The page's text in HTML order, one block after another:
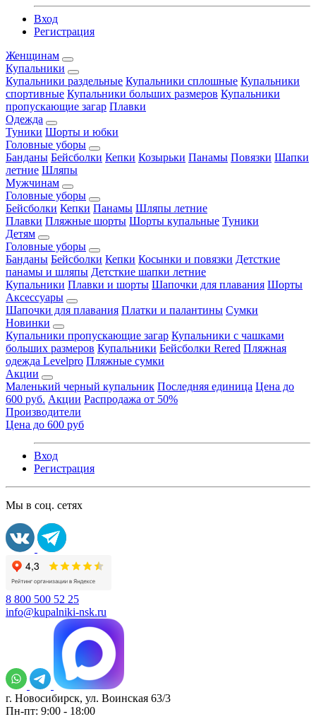
Вход
Регистрация
Женщинам
Купальники
Купальники раздельные Купальники сплошные Купальники
спортивные Купальники больших размеров Купальники
пропускающие загар Плавки
Одежда
Туники Шорты и юбки
Головные уборы
Банданы Бейсболки Кепки Козырьки Панамы Повязки Шапки
летние Шляпы
Мужчинам
Головные уборы
Бейсболки Кепки Панамы Шляпы летние
Плавки Пляжные шорты Шорты купальные Туники
Детям
Головные уборы
Банданы Бейсболки Кепки Косынки и повязки Детсткие
панамы и шляпы Детсткие шапки летние
Купальники Плавки и шорты Шапочки для плавания Шорты
Аксессуары
Шапочки для плавания Платки и палантины Сумки
Новинки
Купальники пропускающие загар Купальники с чашками
больших размеров Купальники Бейсболки Rered Пляжная
одежда Levelpro Пляжные сумки
Акции
Маленький черный купальник Последняя единица Цена до
600 руб. Акции Распродажа от 50%
Производители
Цена до 600 руб
Вход
Регистрация
Мы в соц. сетях
8 800 500 52 25
info@kupalniki-nsk.ru
г. Новосибирск, ул. Воинская 63/3
Пн-пт: 9:00 - 18:00